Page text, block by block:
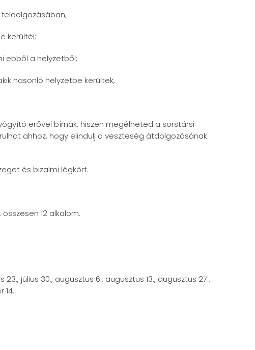
kerültél;
ebből a helyzetből;
hasonló helyzetbe kerültek,
erővel bírnak, hiszen megélheted a sorstársi
ahhoz, hogy elindulj a veszteség átdolgozásának
és bizalmi légkört.
12 alkalom.
július 30., augusztus 6., augusztus 13., augusztus 27.,
14.